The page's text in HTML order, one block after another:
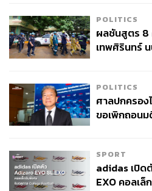
POLITICS
ผลชันสูตร 8
เทพศิรินทร์
POLITICS
ศาลปกครอง
ขอเพิกถอน
SPORT
adidas เปิด
EXO คอลเ